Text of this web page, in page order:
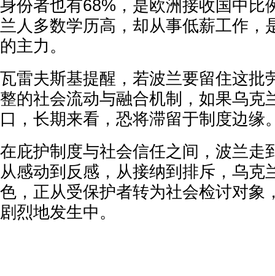
身份者也有68%，是欧洲接收国中比
兰人多数学历高，却从事低薪工作，
的主力。
瓦雷夫斯基提醒，若波兰要留住这批
整的社会流动与融合机制，如果乌克
口，长期来看，恐将滞留于制度边缘
在庇护制度与社会信任之间，波兰走
从感动到反感，从接纳到排斥，乌克
色，正从受保护者转为社会检讨对象
剧烈地发生中。